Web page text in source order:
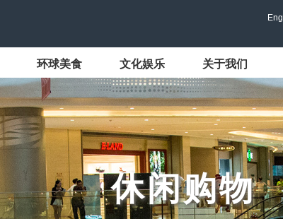
Eng
环球美食 文化娱乐 关于我们
休闲购物